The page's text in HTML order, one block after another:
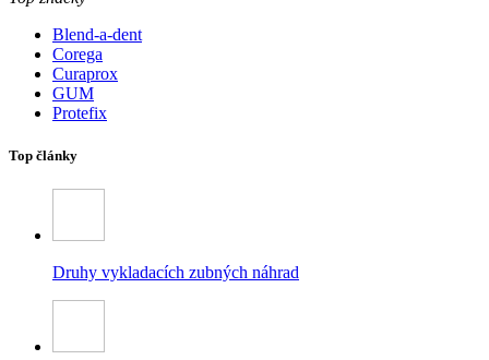
Blend-a-dent
Corega
Curaprox
GUM
Protefix
Top články
Druhy vykladacích zubných náhrad